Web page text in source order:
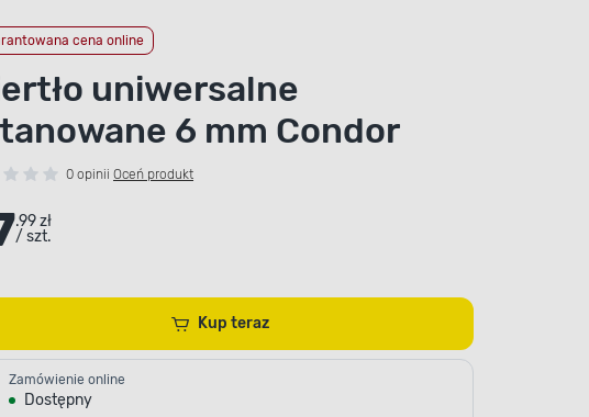
cena online
uniwersalne
6 mm Condor
0 opinii Oceń produkt
.99 zł
/ szt.
Kup teraz
Zamówienie online
Dostępny